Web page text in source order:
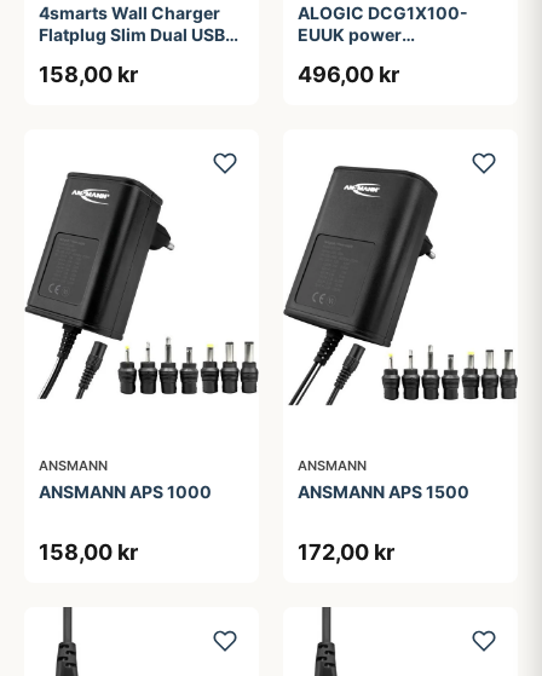
4smarts Wall Charger
Flatplug Slim Dual USB-
158,00 kr
ALOGIC DCG1X100-
EUUK power
496,00 kr
ANSMANN
ANSMANN APS 1000
158,00 kr
ANSMANN
ANSMANN APS 1500
172,00 kr